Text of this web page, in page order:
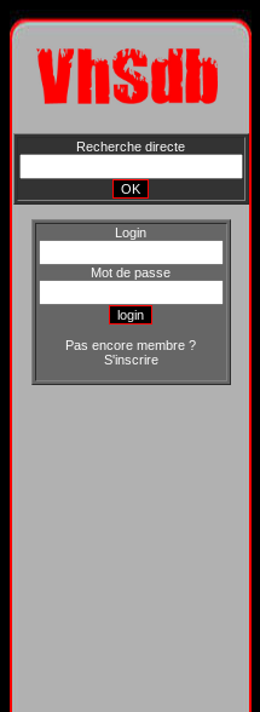
Recherche directe
Login
Mot de passe
Pas encore membre ?
S'inscrire